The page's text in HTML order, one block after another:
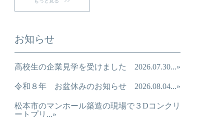
お知らせ
高校生の企業見学を受けました 2026.07.30...»
令和８年 お盆休みのお知らせ 2026.08.04...»
松本市のマンホール築造の現場で３Dコンクリ
ートプリ...»